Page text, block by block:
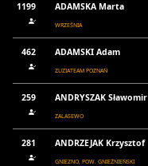
1199 ADAMSKA Marta
WRZEŚNIA
462 ADAMSKI Adam
ZUZIATEAM POZNAŃ
259 ANDRYSZAK Sławomir
ZALASEWO
281 ANDRZEJAK Krzysztof
GNIEZNO, POW. GNIEŹNIEŃSKI